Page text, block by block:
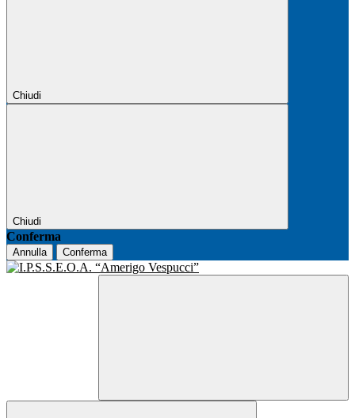
Chiudi
Chiudi
Conferma
Annulla Conferma